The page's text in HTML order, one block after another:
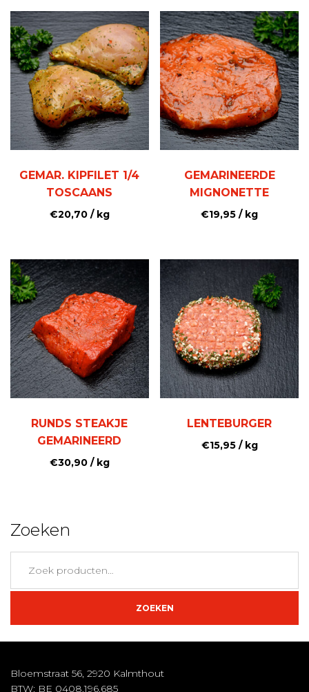
GEMAR. KIPFILET 1/4
TOSCAANS
€20,70/ kg
GEMARINEERDE
MIGNONETTE
€19,95 / kg
RUNDS STEAKJE
GEMARINEERD
€30,90/ kg
LENTEBURGER
€15,95/ kg
Zoeken
naar:
ZOEKEN
Bloemstraat 56, 2920 Kalmthout
BTW: BE 0408.196.685